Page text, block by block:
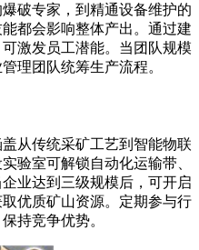
破专家，到精通设备维护的
都会影响整体产出。通过建
激发员工潜能。当团队规模
理团队统筹生产流程。
从传统采矿工艺到智能物联
验室可解锁自动化运输带、
业达到三级规模后，可开启
优质矿山资源。定期参与行
持竞争优势。